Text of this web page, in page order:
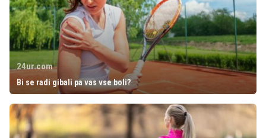
24ur.com
Bi se radi gibali pa vas vse boli?